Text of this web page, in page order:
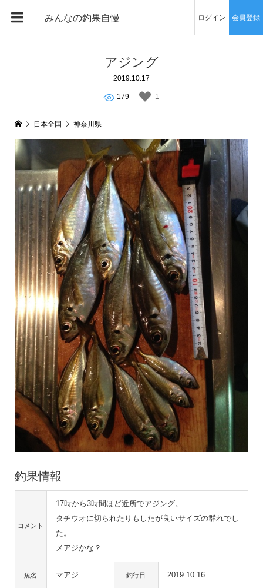
みんなの釣果自慢 ログイン 会員登録
アジング
2019.10.17
179 1
日本全国 神奈川県
釣果情報
コメント
17時から3時間ほど近所でアジング。
タチウオに切られたりもしたが良いサイズの群れでし
た。
メアジかな？
魚名 マアジ 釣行日 2019.10.16